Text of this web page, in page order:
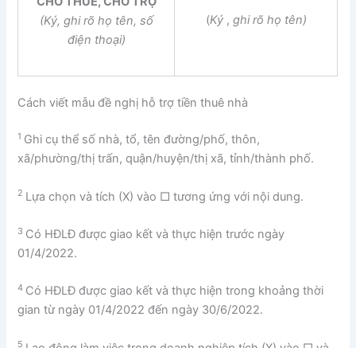
(Ký, ghi rõ họ tên, số
điện thoại)
(Ký , ghi rõ họ tên)
Cách viết mẫu đề nghị hỗ trợ tiền thuê nhà
1 Ghi cụ thể số nhà, tổ, tên đường/phố, thôn,
xã/phường/thị trấn, quận/huyện/thị xã, tỉnh/thành phố.
2 Lựa chọn và tích (X) vào □ tương ứng với nội dung.
3 Có HĐLĐ được giao kết và thực hiện trước ngày
01/4/2022.
4 Có HĐLĐ được giao kết và thực hiện trong khoảng thời
gian từ ngày 01/4/2022 đến ngày 30/6/2022.
5